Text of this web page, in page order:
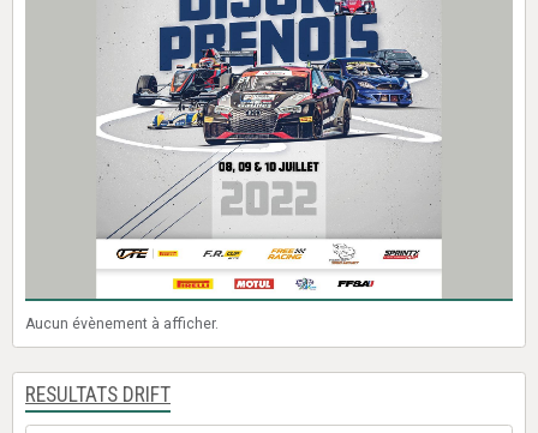
Aucun évènement à afficher.
RESULTATS DRIFT